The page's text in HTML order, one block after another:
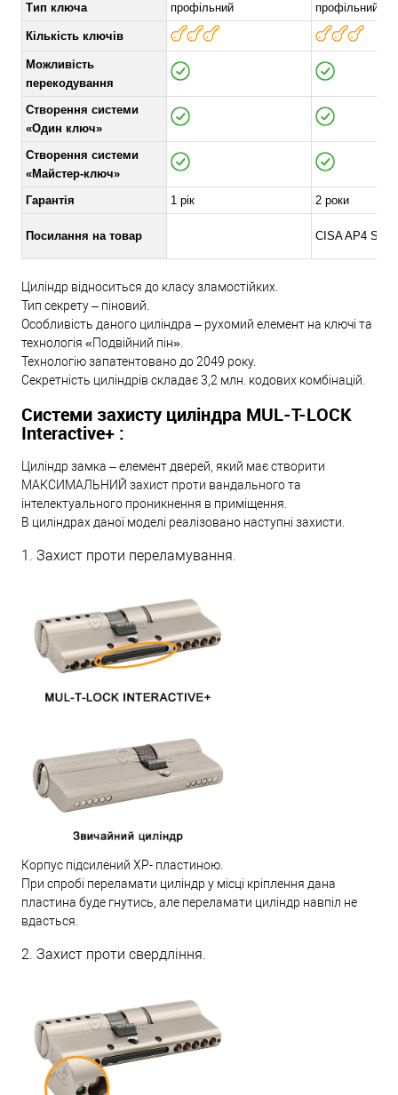
Тип ключа
профільний профільний
Кількість ключів
Можливість
перекодування
Створення системи
«Один ключ»
Створення системи
«Майстер-ключ»
Гарантія
1 рік 2 роки
Посилання на товар CISA AP4 S
Циліндр відноситься до класу зламостійких.
Тип секрету – піновий.
Особливість даного циліндра – рухомий елемент на ключі та
технологія «Подвійний пін».
Технологію запатентовано до 2049 року.
Секретність циліндрів складає 3,2 млн. кодових комбінацій.
Системи захисту циліндра MUL-T-LOCK
Interactive+ :
Циліндр замка – елемент дверей, який має створити
МАКСИМАЛЬНИЙ захист проти вандального та
інтелектуального проникнення в приміщення.
В циліндрах даної моделі реалізовано наступні захисти.
1. Захист проти переламування.
Корпус підсилений XP- пластиною.
При спробі переламати циліндр у місці кріплення дана
пластина буде гнутись, але переламати циліндр навпіл не
вдасться.
2. Захист проти свердління.